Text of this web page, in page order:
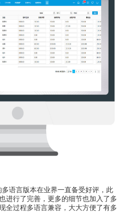
语言版本在业界一直备受好评，此
进行了完善，更多的细节也加入了多
全过程多语言兼容，大大方便了有多